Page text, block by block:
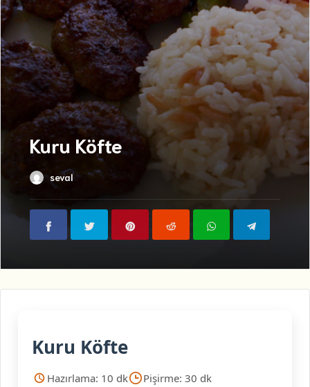
Kuru Köfte
seval
Kuru Köfte
Hazırlama: 10 dk
Pişirme: 30 dk